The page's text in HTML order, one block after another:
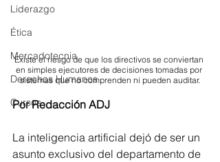
Liderazgo
Ética
Mercadotecnia
Derechos Humanos
Cursos
Existe el riesgo de que los directivos se conviertan
en simples ejecutores de decisiones tomadas por
sistemas que no comprenden ni pueden auditar.
Por Redacción ADJ
La inteligencia artificial dejó de ser un
asunto exclusivo del departamento de